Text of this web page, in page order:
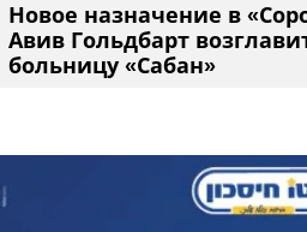
Новое назначение в
Авив Гольдбарт
больницу «Сабан»